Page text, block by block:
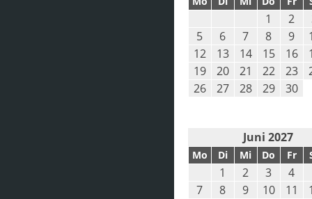
1 2
5
6 7 8 9
12
13 14 15 16
19
20 21 22 23
26
27 28 29 30
Juni 2027
Mo Di Mi Do Fr
1 2 3 4
7
8 9 10 11